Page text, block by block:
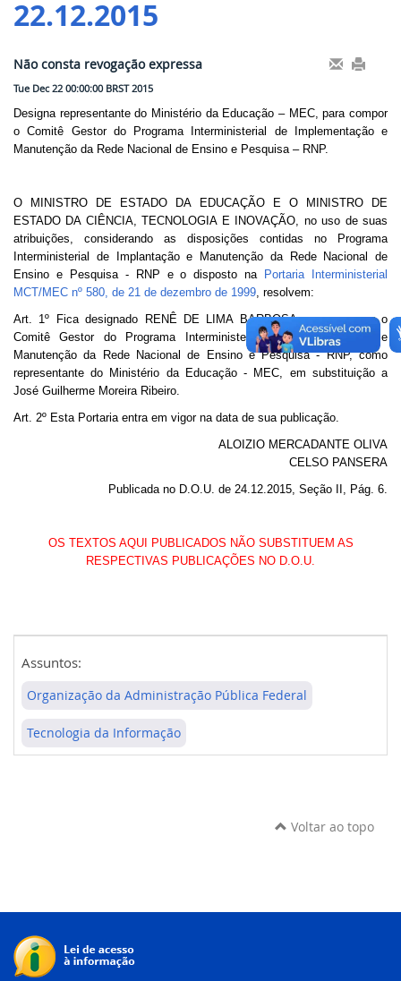
Ministério da Mulher, da Família e dos Direitos Humanos
Secretaria de Governo
Gabinete de Segurança Institucional
Advocacia-Geral da União
Banco Central do Brasil
Planalto
22.12.2015
Não consta revogação expressa
Tue Dec 22 00:00:00 BRST 2015
Designa representante do Ministério da Educação – MEC, para compor
o Comitê Gestor do Programa Interministerial de Implementação e
Manutenção da Rede Nacional de Ensino e Pesquisa – RNP.
O MINISTRO DE ESTADO DA EDUCAÇÃO E O MINISTRO DE
ESTADO DA CIÊNCIA, TECNOLOGIA E INOVAÇÃO, no uso de suas
atribuições, considerando as disposições contidas no Programa
Interministerial de Implantação e Manutenção da Rede Nacional de
Ensino e Pesquisa - RNP e o disposto na Portaria Interministerial
MCT/MEC nº 580, de 21 de dezembro de 1999, resolvem:
Art. 1º Fica designado RENÊ DE LIMA BARBOSA, para compor o
Comitê Gestor do Programa Interministerial de Implementação e
Manutenção da Rede Nacional de Ensino e Pesquisa - RNP, como
representante do Ministério da Educação - MEC, em substituição a
José Guilherme Moreira Ribeiro.
Art. 2º Esta Portaria entra em vigor na data de sua publicação.
ALOIZIO MERCADANTE OLIVA
CELSO PANSERA
Publicada no D.O.U. de 24.12.2015, Seção II, Pág. 6.
OS TEXTOS AQUI PUBLICADOS NÃO SUBSTITUEM AS
RESPECTIVAS PUBLICAÇÕES NO D.O.U.
Assuntos:
Organização da Administração Pública Federal
Tecnologia da Informação
Voltar ao topo